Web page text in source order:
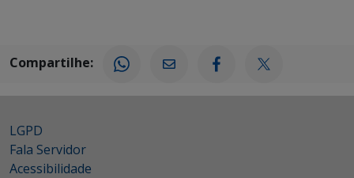
Compartilhe:
LGPD
Fala Servidor
Acessibilidade